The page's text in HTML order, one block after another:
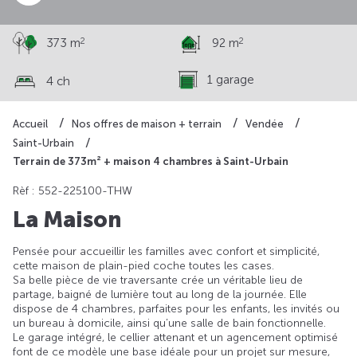
Accueil Nos offres de maison + terrain
Vendée
Saint-Urbain
Terrain de 373m² + maison 4 chambres à Saint-Urbain
373 m2 92 m2
4 ch 1 garage
Rèf : 552-225100-THW
La Maison
Pensée pour accueillir les familles avec confort et simplicité,
cette maison de plain-pied coche toutes les cases.
Sa belle pièce de vie traversante crée un véritable lieu de
partage, baigné de lumière tout au long de la journée. Elle
dispose de 4 chambres, parfaites pour les enfants, les invités ou
un bureau à domicile, ainsi qu’une salle de bain fonctionnelle.
Le garage intégré, le cellier attenant et un agencement optimisé
font de ce modèle une base idéale pour un projet sur mesure,